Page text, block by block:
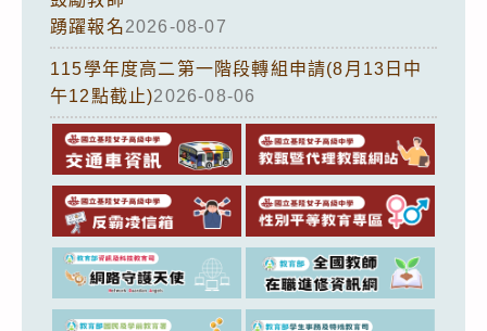
踴躍報名2026-08-07
115學年度高二第一階段轉組申請(8月13日中
午12點截止)2026-08-06